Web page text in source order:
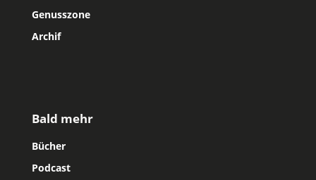
Genusszone
Archif
Bald mehr
Bücher
Podcast